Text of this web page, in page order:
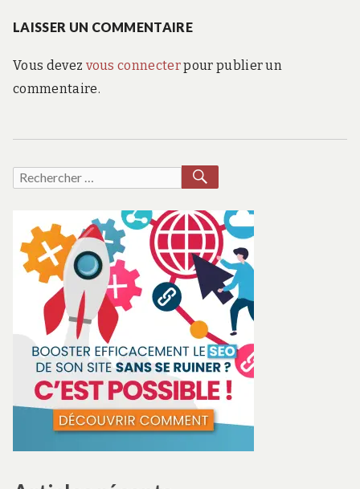
LAISSER UN COMMENTAIRE
Vous devez vous connecterpour publier un
commentaire.
Recherche